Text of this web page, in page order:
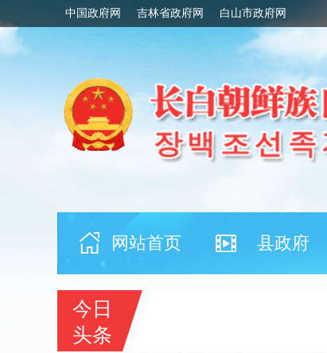
中国政府网 吉林省政府网 白山市政府网
网站首页 县政府
今日
头条